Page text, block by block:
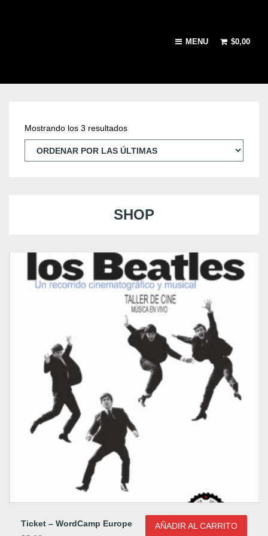
MENU $0,00
Mostrando los 3 resultadosO
r
n
d
o
p
o
s
l
t
i
m
SHOP
Ticket – WordCamp Europe
AÑADIR AL CARRITO